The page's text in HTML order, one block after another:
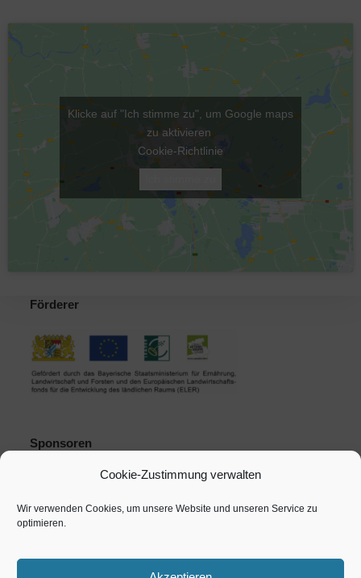
Cookie-Zustimmung verwalten
Wir verwenden Cookies, um unsere Website und unseren Service zu
optimieren.
Klicke auf "Ich stimme zu", um Google maps
zu aktivieren
Cookie-Richtlinie
Förderer
Sponsoren